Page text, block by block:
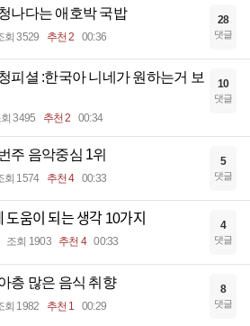
나다는 애호박 국밥
회 3529 추천 2 00:36
28
댓글
피셜 :한국아 니네가 원하는거 보
3495 추천 2 00:34
10
댓글
주 음악중심 1위
회 1574 추천 4 00:33
5
댓글
도움이 되는 생각 10가지
조회 1903 추천 4 00:33
4
댓글
층 많은 음식 취향
회 1982 추천 1 00:29
8
댓글